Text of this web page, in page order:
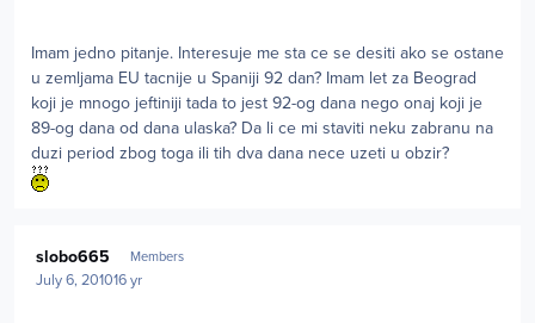
Imam jedno pitanje. Interesuje me sta ce se desiti ako se ostane
u zemljama EU tacnije u Spaniji 92 dan? Imam let za Beograd
koji je mnogo jeftiniji tada to jest 92-og dana nego onaj koji je
89-og dana od dana ulaska? Da li ce mi staviti neku zabranu na
duzi period zbog toga ili tih dva dana nece uzeti u obzir?
slobo665 Members
July 6, 201016 yr